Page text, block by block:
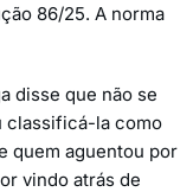
86/25. A norma
disse que não se
classificá-la como
quem aguentou por
vindo atrás de